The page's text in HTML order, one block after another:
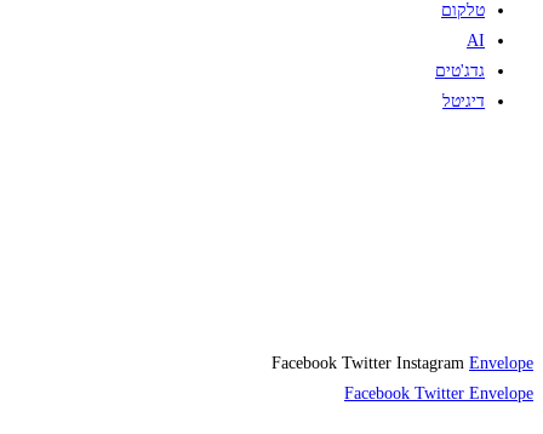
טלקום
AI
גדג'טים
דיגיטל
Facebook Twitter Instagram Envelope
Facebook Twitter Envelope